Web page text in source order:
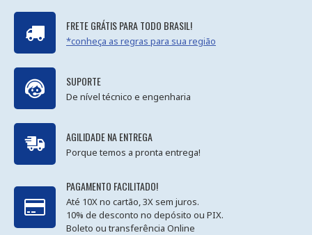
FRETE GRÁTIS PARA TODO BRASIL!
*conheça as regras para sua região
SUPORTE
De nível técnico e engenharia
AGILIDADE NA ENTREGA
Porque temos a pronta entrega!
PAGAMENTO FACILITADO!
Até 10X no cartão, 3X sem juros.
10% de desconto no depósito ou PIX.
Boleto ou transferência Online